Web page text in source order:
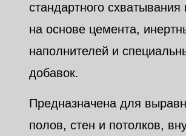
стандартного
на основе цемента,
наполнителей и
добавок.
Предназначена для
полов, стен и потолков,